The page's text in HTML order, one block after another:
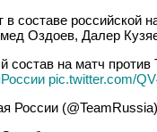
в составе российской
Оздоев, Далер
состав на матч
pic.twitter.com/
России (@TeamRussia)